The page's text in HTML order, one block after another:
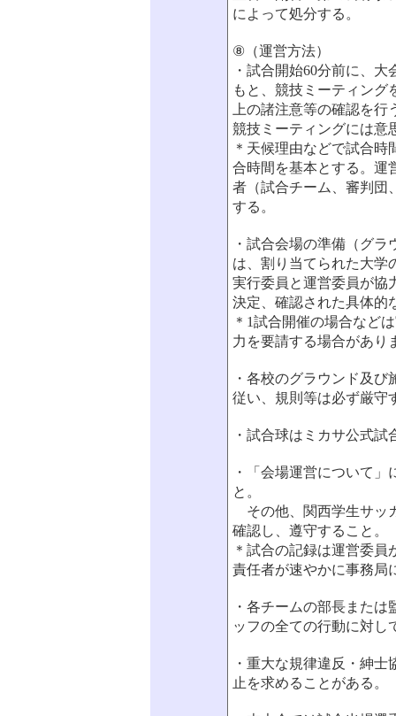
によって処分する。
⑧（運営方法）
・試合開始60分前に、
もと、競技ミーティング
上の諸注意等の確認を行
競技ミーティングには意
＊天候理由などで試合
合時間を基本とする。運
者（試合チーム、審判団
する。
・試合会場の準備（グ
は、割り当てられた大学
実行委員と運営委員が協
決定、確認された具体的
＊1試合開催の場合など
力を要請する場合があり
・各校のグラウンド及
従い、規則等は必ず厳守
・試合球はミカサ公式
・「会場運営について
と。
その他、関西学生サッ
確認し、遵守すること。
＊試合の記録は運営委
責任者が速やかに事務局
・各チームの部長また
ッフの全ての行動に対し
・重大な規律違反・紳
止を求めることがある。